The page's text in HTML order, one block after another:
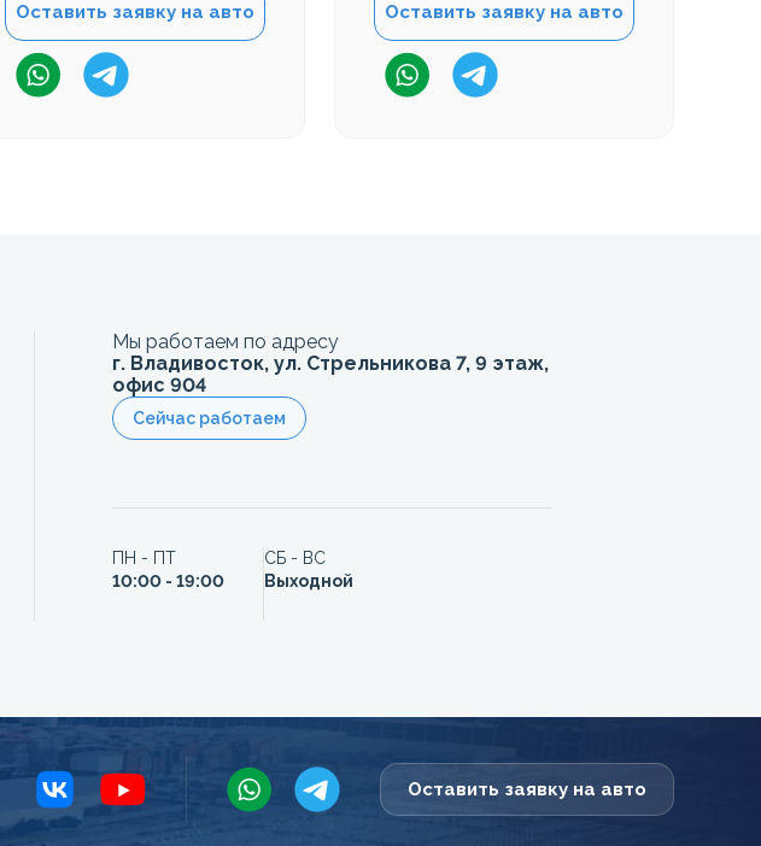
Оставить заявку на авто Оставить заявку на авто
Мы работаем по адресу
г. Владивосток, ул. Стрельникова 7, 9 этаж,
офис 904
Сейчас работаем
ПН - ПТ
10:00 - 19:00
СБ - ВС
Выходной
Оставить заявку на авто